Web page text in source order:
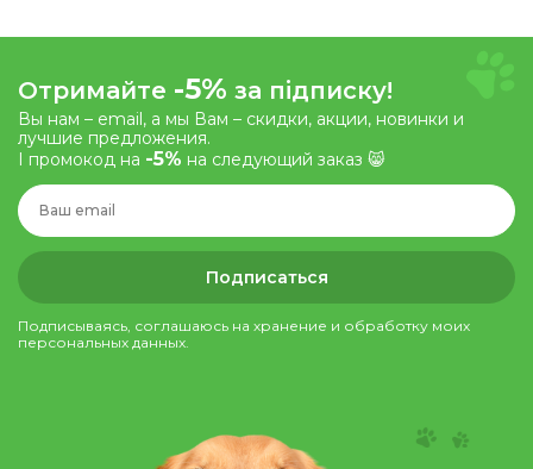
Отримайте -5% за підписку!
Вы нам – email, а мы Вам – скидки, акции, новинки и
лучшие предложения.
І промокод на -5% на следующий заказ 😸
Подписаться
Подписываясь, соглашаюсь на хранение и обработку моих
персональных данных.